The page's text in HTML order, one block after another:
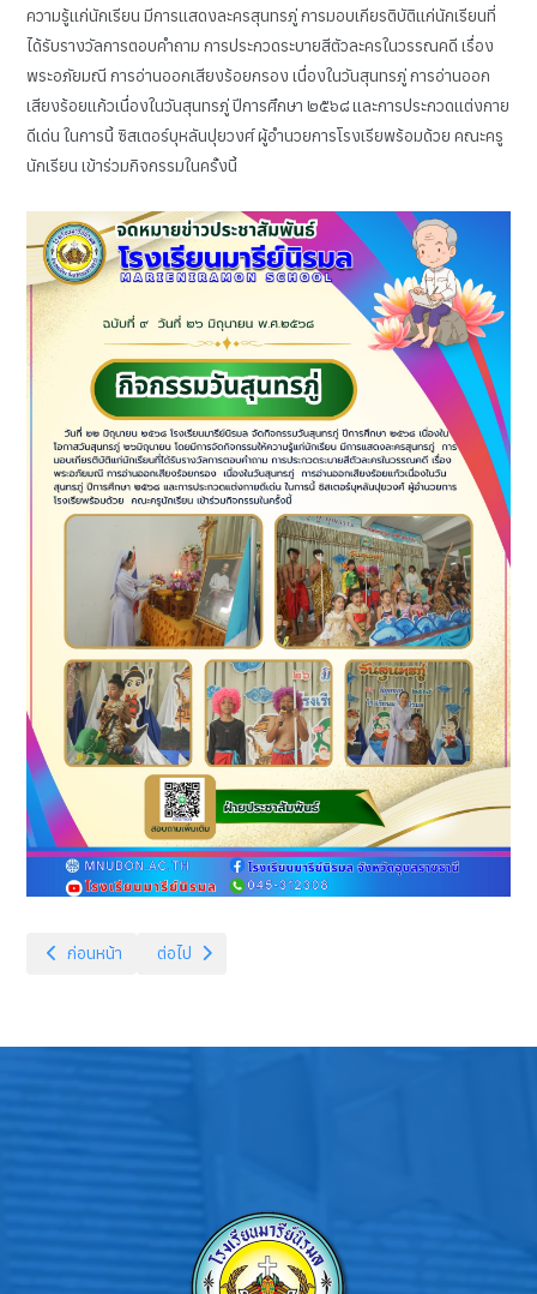
ความรู้แก่นักเรียน มีการแสดงละครสุนทรภู่ การมอบเกียรติบัติแก่นักเรียนที่
ได้รับรางวัลการตอบคำถาม การประกวดระบายสีตัวละครในวรรณคดี เรื่อง
พระอภัยมณี การอ่านออกเสียงร้อยกรอง เนื่องในวันสุนทรภู่ การอ่านออก
เสียงร้อยแก้วเนื่องในวันสุนทรภู่ ปีการศึกษา ๒๕๖๘ และการประกวดแต่งกาย
ดีเด่น ในการนี้ ซิสเตอร์บุหลันปุยวงศ์ ผู้อำนวยการโรงเรียพร้อมด้วย คณะครู
นักเรียน เข้าร่วมกิจกรรมในครั้งนี้
เนื้อหาก่อนหน้า: พิธีทบทวนคำปฏิญาณและสวนสนาม พ.ศ. ๒๕๖๘
ก่อนหน้า เนื้อหาถัดไป: นิทรรศการปลูกจิตสำนึกเพื่อเป็นฐานในการพั
ต่อไป